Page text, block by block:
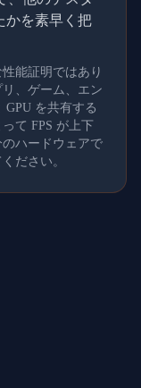
かを素早く把
能証明ではあり
、ゲーム、エン
を共有する
て FPS が上下
ハードウェアで
ださい。